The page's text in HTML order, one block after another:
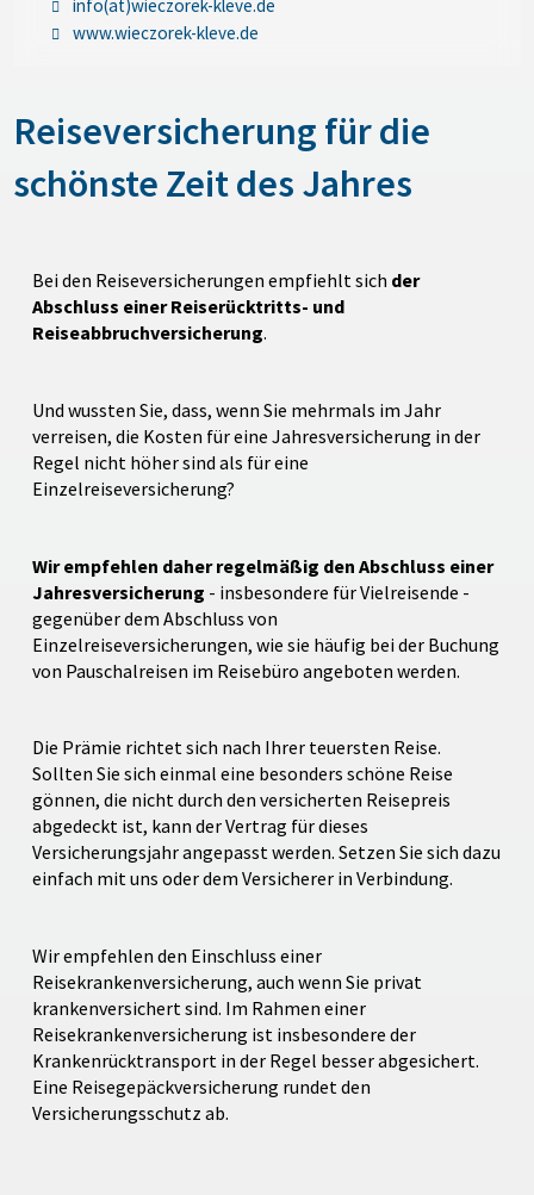
info(at)wieczorek-kleve.de
www.wieczorek-kleve.de
Reiseversicherung für die
schönste Zeit des Jahres
Bei den Reiseversicherungen empfiehlt sich der
Abschluss einer Reiserücktritts- und
Reiseabbruchversicherung.
Und wussten Sie, dass, wenn Sie mehrmals im Jahr
verreisen, die Kosten für eine Jahresversicherung in der
Regel nicht höher sind als für eine
Einzelreiseversicherung?
Wir empfehlen daher regelmäßig den Abschluss einer
Jahresversicherung - insbesondere für Vielreisende -
gegenüber dem Abschluss von
Einzelreiseversicherungen, wie sie häufig bei der Buchung
von Pauschalreisen im Reisebüro angeboten werden.
Die Prämie richtet sich nach Ihrer teuersten Reise.
Sollten Sie sich einmal eine besonders schöne Reise
gönnen, die nicht durch den versicherten Reisepreis
abgedeckt ist, kann der Vertrag für dieses
Versicherungsjahr angepasst werden. Setzen Sie sich dazu
einfach mit uns oder dem Versicherer in Verbindung.
Wir empfehlen den Einschluss einer
Reisekrankenversicherung, auch wenn Sie privat
krankenversichert sind. Im Rahmen einer
Reisekrankenversicherung ist insbesondere der
Krankenrücktransport in der Regel besser abgesichert.
Eine Reisegepäckversicherung rundet den
Versicherungsschutz ab.